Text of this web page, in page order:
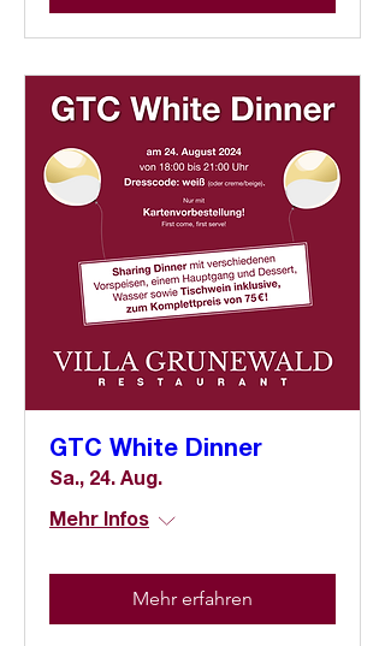
GTC White Dinner
Sa., 24. Aug.
Mehr Infos
Mehr erfahren